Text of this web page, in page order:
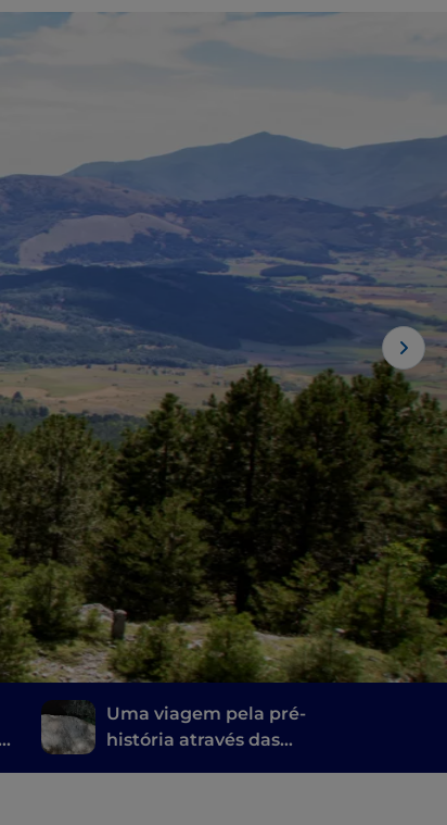
Uma viagem pela pré-
história através das